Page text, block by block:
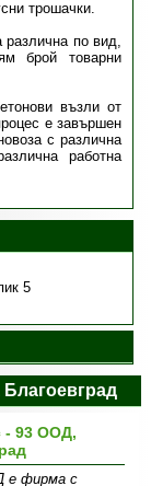
трошачки.
различна по вид,
брой товарни
възли от
е завършен
с различна
работна
5
- 93 ООД,
е фирма с